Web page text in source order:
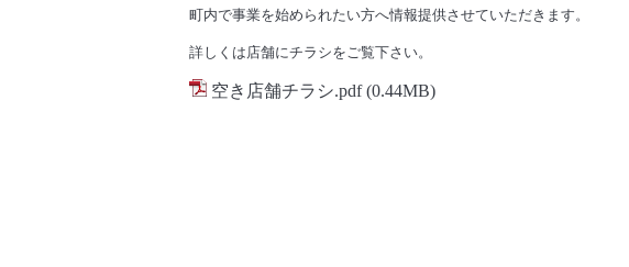
町内で事業を始められたい方へ情報提供させていただきます。
詳しくは店舗にチラシをご覧下さい。
空き店舗チラシ.pdf (0.44MB)